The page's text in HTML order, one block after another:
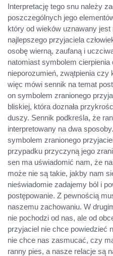
Interpretację tego snu należy
poszczególnych jego
który od wieków uznawany jest
najlepszego przyjaciela
osobę wierną, zaufaną i
natomiast symbolem cierpienia
nieporozumień, zwątpienia czy
więc mówi sennik na temat
on symbolem zranionego
bliskiej, która doznała
duszy. Sennik podkreśla, że
interpretowany na dwa
symbolem zranionego
przypadku przyczyną jego
sen ma uświadomić nam, że
może nie są takie, jakby nam
nieświadomie zadajemy ból i
postępowanie. Z pewnością
naszemu zachowaniu. W
nie pochodzi od nas, ale od
przyjaciel nie chce powiedzieć
nie chce nas zasmucać, czy
ranny pies, a nasze relacje są